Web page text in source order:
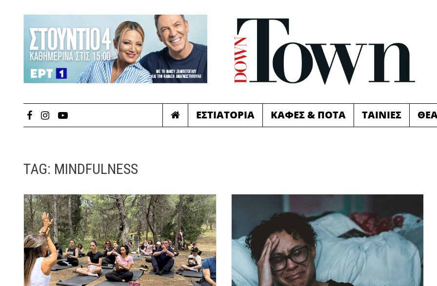
ΕΣΤΙΑΤΟΡΙΑ ΚΑΦΕΣ & ΠΟΤΑ ΤΑΙΝΙΕΣ
TAG: MINDFULNESS